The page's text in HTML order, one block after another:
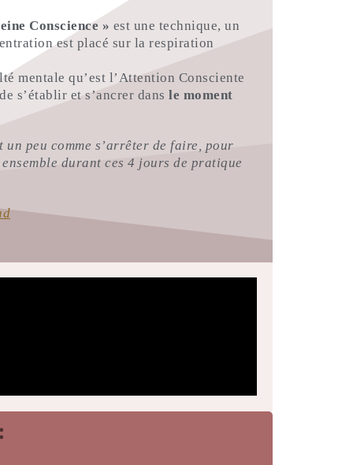
Conscience » est une technique, un
est placé sur la respiration
mentale qu’est l’Attention Consciente
s’établir et s’ancrer dans le moment
un peu comme s’arrêter de faire, pour
durant ces 4 jours de pratique